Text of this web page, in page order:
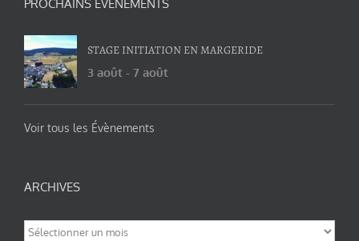
PROCHAINS ÉVÉNEMENTS
STAGE INITIATION EN MARGERIDE
3 août - 7 août
Voir tous les Évènements
ARCHIVES
Archives